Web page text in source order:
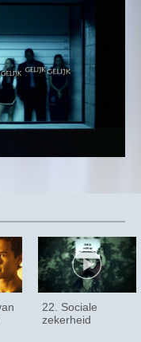
22. Sociale
zekerheid